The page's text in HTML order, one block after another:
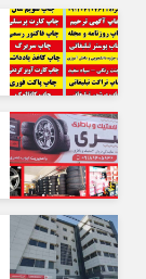
سروش
آپارات
رمز عبور
مرا به خاطر بسپار